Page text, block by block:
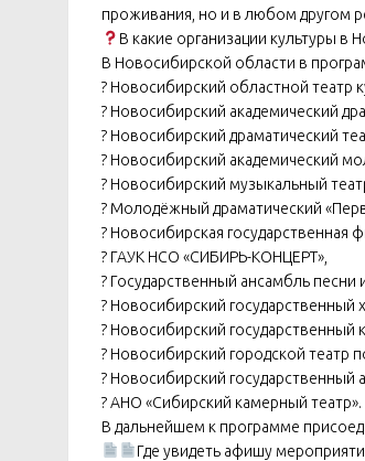
проживания, но и в любом другом
В какие организации культуры
В Новосибирской области в
? Новосибирский областной театр
? Новосибирский академический
? Новосибирский драматический
? Новосибирский академический
? Новосибирский музыкальный
? Молодёжный драматический
? Новосибирская государственная
? ГАУК НСО «СИБИРЬ-КОНЦЕРТ»,
? Государственный ансамбль песни
? Новосибирский государственный
? Новосибирский государственный
? Новосибирский городской театр
? Новосибирский государственный
? АНО «Сибирский камерный театр».
В дальнейшем к программе
Где увидеть афишу